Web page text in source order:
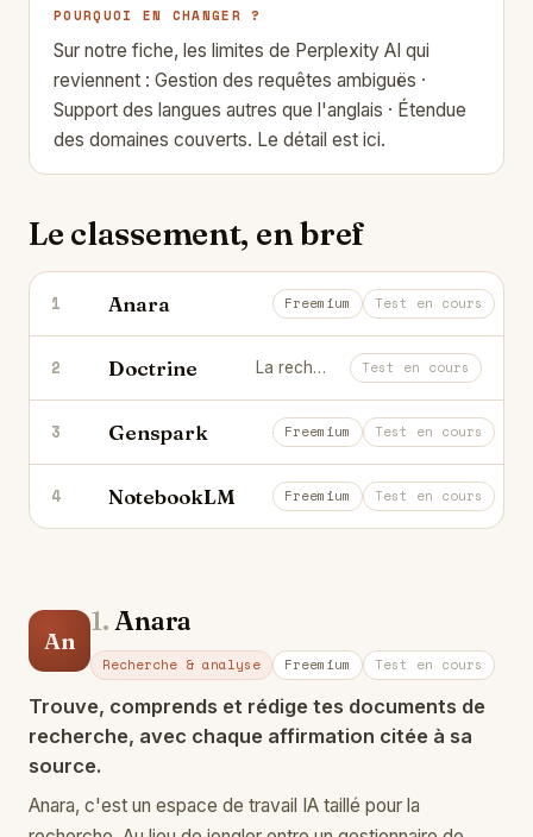
POURQUOI EN CHANGER ?
Sur notre fiche, les limites de Perplexity AI qui
reviennent : Gestion des requêtes ambiguës ·
Support des langues autres que l'anglais · Étendue
des domaines couverts. Le détail est ici.
Le classement, en bref
1 Anara Trouve, comprends et rédige tes
Freemium Test en cours
2 Doctrine La recherche juridique intelligente pour les avocats. Test en cours
3 Genspark L'agent IA qui fait tes recherches et
Freemium Test en cours
4 NotebookLM Transforme tes documents en
Freemium Test en cours
An
1.Anara
Recherche & analyse Freemium Test en cours
Trouve, comprends et rédige tes documents de
recherche, avec chaque affirmation citée à sa
source.
Anara, c'est un espace de travail IA taillé pour la